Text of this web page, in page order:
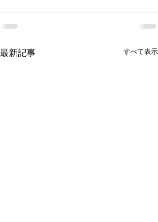
最新記事 すべて表示